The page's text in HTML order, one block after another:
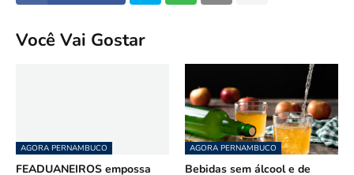
Você Vai Gostar
AGORA PERNAMBUCO
FEADUANEIROS empossa
AGORA PERNAMBUCO
Bebidas sem álcool e de